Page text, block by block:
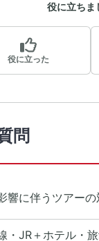
役に立ちま
役に立った
問
響に伴うツアー
・JR＋ホテル・